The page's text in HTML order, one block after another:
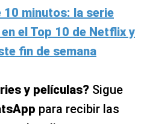
minutos: la serie
el Top 10 de Netflix y
fin de semana
y películas? Sigue
para recibir las